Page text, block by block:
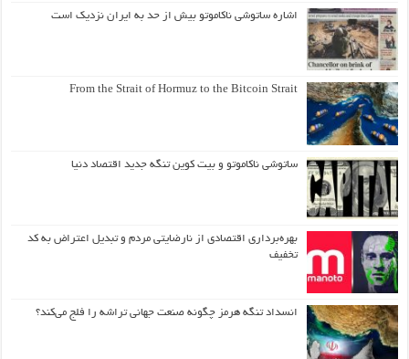
اشاره ساتوشی ناکاموتو بیش از حد به ایران نزدیک است
From the Strait of Hormuz to the Bitcoin Strait
ساتوشی ناکاموتو و بیت کوین تنگه جدید اقتصاد دنیا
بهره‌برداری اقتصادی از نارضایتی مردم و تبدیل اعتراض به کد
تخفیف
انسداد تنگه هرمز چگونه صنعت جهانی تراشه را فلج می‌کند؟